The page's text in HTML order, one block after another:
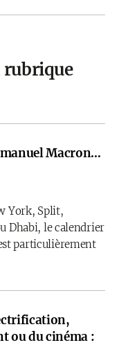
rubrique
Macron…
York, Split,
Dhabi, le calendrier
particulièrement
ou du cinéma :